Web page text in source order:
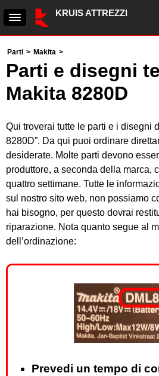
KRUIS ATTREZZI
Parti > Makita >
Parti e disegni
Makita 8280D
Qui troverai tutte le parti e i disegni
8280D”. Da qui puoi ordinare
desiderate. Molte parti devono
produttore, a seconda della marca,
quattro settimane. Tutte le
sul nostro sito web, non possiamo
hai bisogno, per questo dovrai
riparazione. Nota quanto segue al
dell’ordinazione:
Prevedi un tempo di